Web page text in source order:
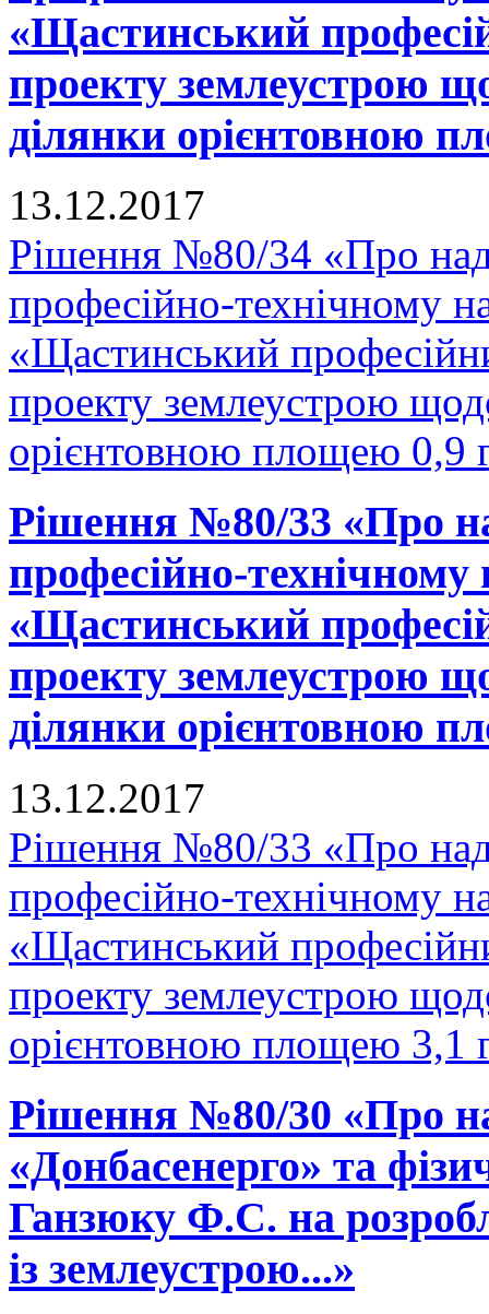
«Щастинський
проекту землеустрою
ділянки орієнтовною
13.12.2017
Рішення №80/34 «Про
професійно-технічному
«Щастинський
проекту землеустрою
орієнтовною площею 0,9
Рішення №80/33 «Про
професійно-
«Щастинський
проекту землеустрою
ділянки орієнтовною
13.12.2017
Рішення №80/33 «Про
професійно-технічному
«Щастинський
проекту землеустрою
орієнтовною площею 3,1
Рішення №80/30 «Про
«Донбасенерго» та
Ганзюку Ф.С. на
із землеустрою...»